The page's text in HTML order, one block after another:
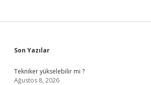
Sidebar
Son Yazılar
Tekniker yükselebilir mi ?
Ağustos 8, 2026